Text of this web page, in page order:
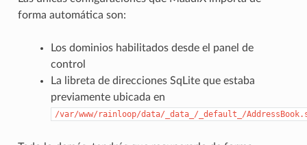
forma automática son:
Los dominios habilitados desde el panel de
control
La libreta de direcciones SqLite que estaba
previamente ubicada en
/var/www/rainloop/data/_data_/_default_/